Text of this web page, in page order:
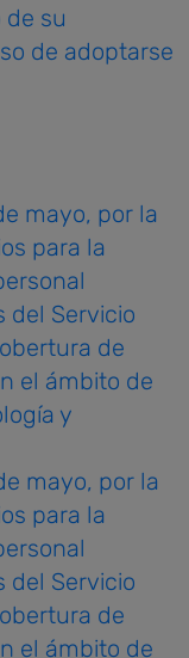
su
de adoptarse
mayo, por la
para la
del Servicio
de
el ámbito de
y
mayo, por la
para la
del Servicio
de
el ámbito de